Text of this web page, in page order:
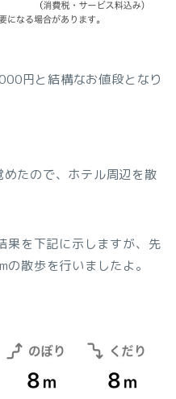
円と結構なお値段となり
たので、ホテル周辺を散
果を下記に示しますが、先
散歩を行いましたよ。